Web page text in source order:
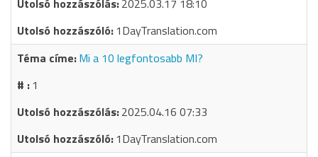
2025.03.17 18:10
1DayTranslation.com
Mi a 10 legfontosabb MI?
1
2025.04.16 07:33
1DayTranslation.com